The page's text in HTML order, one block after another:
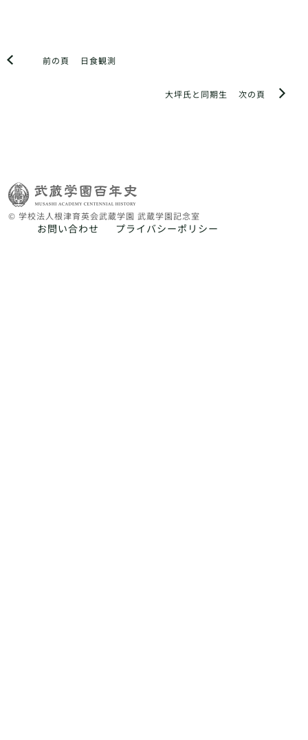
前の頁 日食観測
次の頁
大坪氏と同期生
© 学校法人根津育英会武蔵学園 武蔵学園記念室
お問い合わせ プライバシーポリシー